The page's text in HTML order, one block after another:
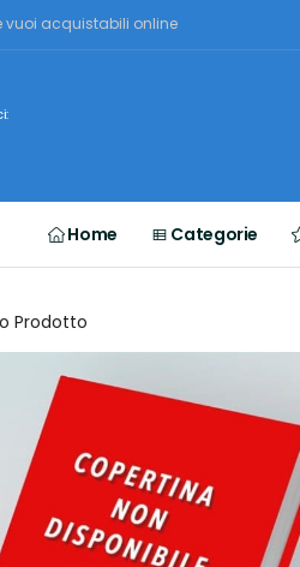
vuoi acquistabili online
Home Categorie
Prodotto